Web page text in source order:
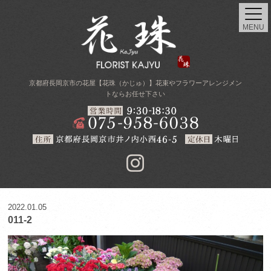
京都府長岡京市の花屋【花珠（かじゅ）】花束やフラワーアレンジメン
トならお任せ下さい
MENU
2022.01.05
011-2